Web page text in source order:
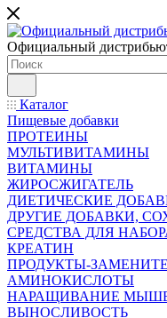
Официальный
Каталог
Пищевые добавки
ПРОТЕИНЫ
МУЛЬТИВИТАМИНЫ
ВИТАМИНЫ
ЖИРОСЖИГАТЕЛЬ
ДИЕТИЧЕСКИЕ
ДРУГИЕ ДОБАВКИ,
СРЕДСТВА ДЛЯ
КРЕАТИН
ПРОДУКТЫ-
АМИНОКИСЛОТЫ
НАРАЩИВАНИЕ
ВЫНОСЛИВОСТЬ